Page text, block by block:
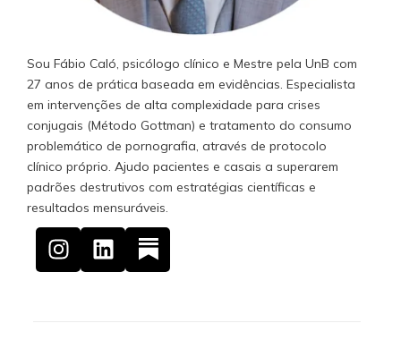
Sou Fábio Caló, psicólogo clínico e Mestre pela UnB com
27 anos de prática baseada em evidências. Especialista
em intervenções de alta complexidade para crises
conjugais (Método Gottman) e tratamento do consumo
problemático de pornografia, através de protocolo
clínico próprio. Ajudo pacientes e casais a superarem
padrões destrutivos com estratégias científicas e
resultados mensuráveis.